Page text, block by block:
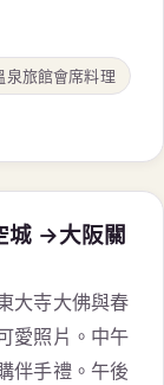
泉旅館會席料理
城 →大阪關
大寺大佛與春
愛照片。中午
伴手禮。午後